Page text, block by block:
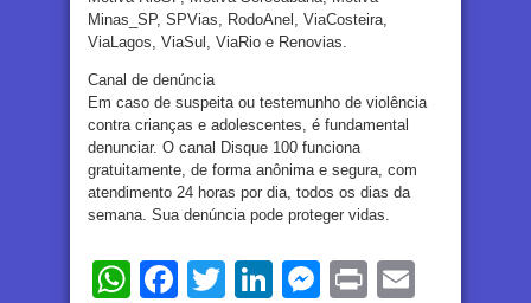
Minas_SP, SPVias, RodoAnel, ViaCosteira,
ViaLagos, ViaSul, ViaRio e Renovias.
Canal de denúncia
Em caso de suspeita ou testemunho de violência
contra crianças e adolescentes, é fundamental
denunciar. O canal Disque 100 funciona
gratuitamente, de forma anônima e segura, com
atendimento 24 horas por dia, todos os dias da
semana. Sua denúncia pode proteger vidas.
WhatsApp
Facebook
TwitterLinkedIn
Messenger
Print